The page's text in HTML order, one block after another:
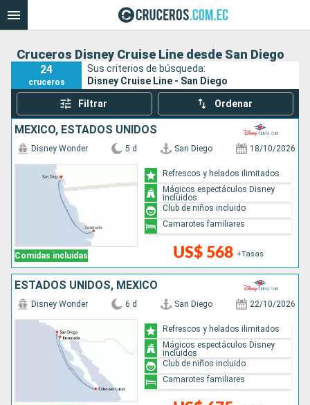
Cruceros Disney Cruise Line desde San Diego
24
cruceros
Sus criterios de búsqueda:
Disney Cruise Line - San Diego
Filtrar Ordenar
MÉXICO, ESTADOS UNIDOS
Comidas incluidas
Disney Wonder 5 d San Diego 18/10/2026
US$ 568 +Tasas
Refrescos y helados ilimitados
Mágicos espectáculos Disney
incluidos
Club de niños incluido
Camarotes familiares
ESTADOS UNIDOS, MÉXICO
Disney Wonder 6 d San Diego 22/10/2026
Refrescos y helados ilimitados
Mágicos espectáculos Disney
incluidos
Club de niños incluido
Camarotes familiares